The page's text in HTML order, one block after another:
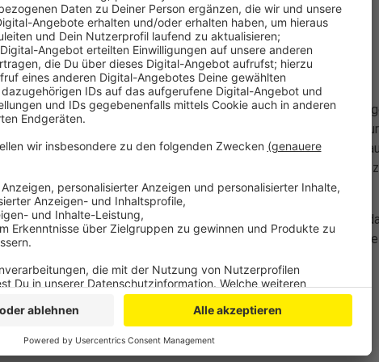
Veröffentlicht:Sonntag, 06.10.2019 12:43
Anzeige
Unter anderem wurde nochmals klargestellt, dass die dicke
Straßenmitte nicht überfahren werden darf, Ausnahmen gibt es
z.B. bei Müllautos. Das bedeutet auch, dass Busse die Radfahrer
mehr überholen dürfen. Die Verwaltung hatte dies laut General-
dargestellt.
Außerdem kündigte Oberbürgermeister Ashok Sridharan auch an,
Sondergenehmigung ein- und ausladen dürfen. Denn durch die
Anzeige